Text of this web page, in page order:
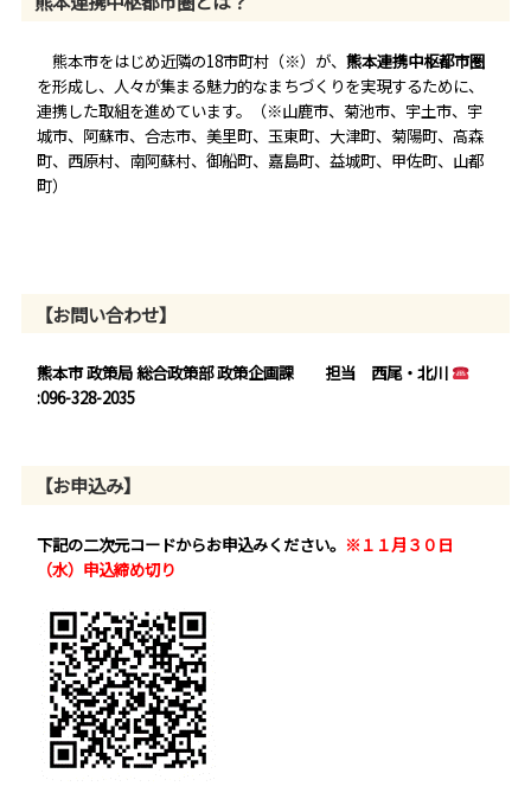
熊本市をはじめ近隣の18市町村（※）が、熊本連携中枢都市圏
を形成し、人々が集まる魅力的なまちづくりを実現するために、
連携した取組を進めています。（※山鹿市、菊池市、宇土市、宇
城市、阿蘇市、合志市、美里町、玉東町、大津町、菊陽町、高森
町、西原村、南阿蘇村、御船町、嘉島町、益城町、甲佐町、山都
町）
【お問い合わせ】
熊本市 政策局 総合政策部 政策企画課 担当 西尾・北川
:096-328-2035
【お申込み】
下記の二次元コードからお申込みください。 ※１１月３０日
（水）申込締め切り